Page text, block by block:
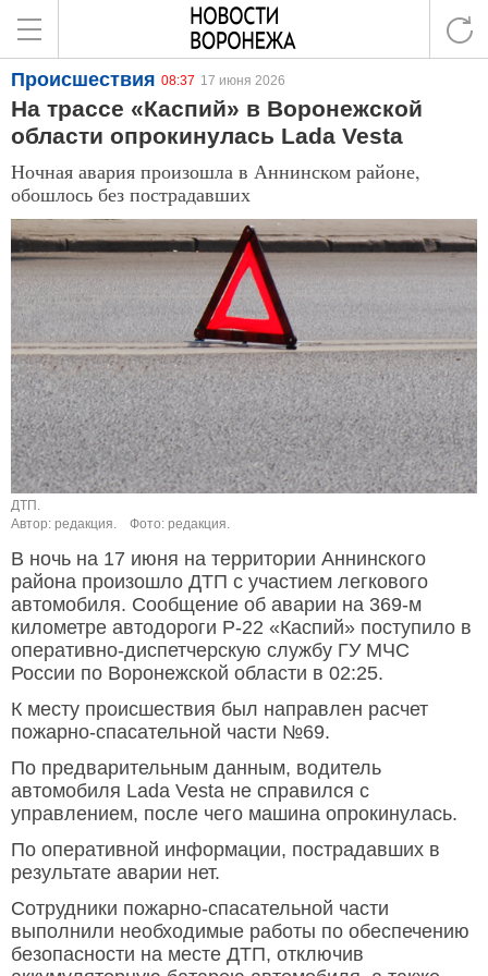
Происшествия 08:37 17 июня 2026
На трассе «Каспий» в Воронежской
области опрокинулась Lada Vesta
Ночная авария произошла в Аннинском районе,
обошлось без пострадавших
ДТП.
Автор: редакция.
Фото: редакция.
В ночь на 17 июня на территории Аннинского
района произошло ДТП с участием легкового
автомобиля. Сообщение об аварии на 369-м
километре автодороги Р-22 «Каспий» поступило в
оперативно-диспетчерскую службу ГУ МЧС
России по Воронежской области в 02:25.
К месту происшествия был направлен расчет
пожарно-спасательной части №69.
По предварительным данным, водитель
автомобиля Lada Vesta не справился с
управлением, после чего машина опрокинулась.
По оперативной информации, пострадавших в
результате аварии нет.
Сотрудники пожарно-спасательной части
выполнили необходимые работы по обеспечению
безопасности на месте ДТП, отключив